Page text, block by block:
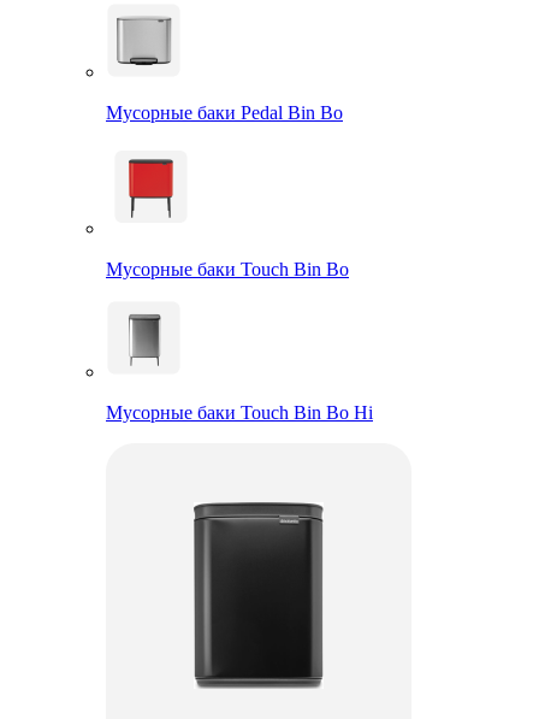
Мусорные баки Pedal Bin Bo
Мусорные баки Touch Bin Bo
Мусорные баки Touch Bin Bo Hi